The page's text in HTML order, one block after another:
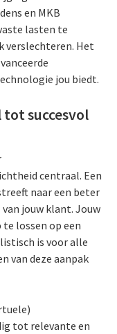
en MKB
lasten te
verslechteren. Het
jou biedt.
succesvol
centraal. Een
naar een beter
jouw klant. Jouw
lossen op een
is voor alle
van deze aanpak
tot relevante en